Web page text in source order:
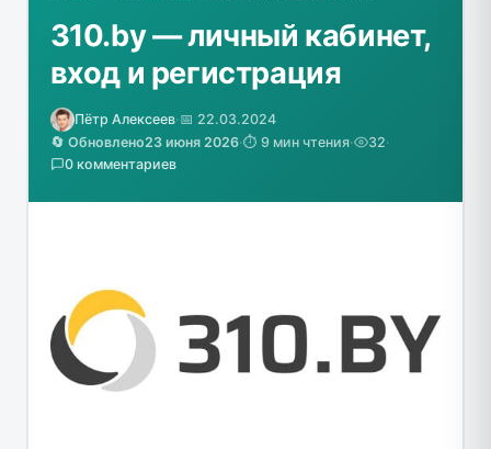
310.by — личный кабинет,
вход и регистрация
Пётр Алексеев·📅 22.03.2024
🔄 Обновлено23 июня 2026·⏱️ 9 мин чтения· 32·
0 комментариев